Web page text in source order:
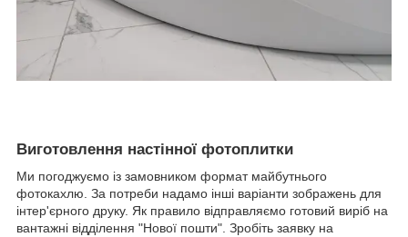
Виготовлення настінної фотоплитки
Ми погоджуємо із замовником формат майбутнього
фотокахлю. За потреби надамо інші варіанти зображень для
інтер'єрного друку. Як правило відправляємо готовий виріб на
вантажні відділення "Нової пошти". Зробіть заявку на